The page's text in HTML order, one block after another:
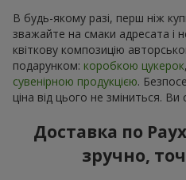
В будь-якому разі, перш ніж
зважайте на смаки адресата і
квіткову композицію
подарунком: коробкою цукерок,
сувенірною продукцією.
ціна від цього не зміниться.
Доставка по
зручно,